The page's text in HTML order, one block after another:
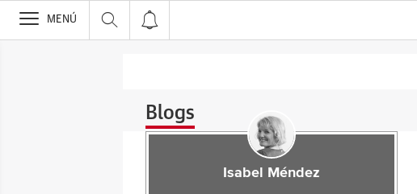
>
MENÚ
Blogs
Isabel Méndez